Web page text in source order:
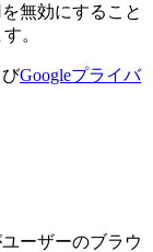
無効にすること
。
Googleプライバ
ーザーのブラウ